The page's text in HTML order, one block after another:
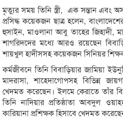
মৃত্যুর সময় তিনি স্ত্রী, এক সন্তান এবং
প্রসিদ্ধ কয়েকজন ছাত্র হলেন,
হুসাইন, মাওলানা আবু তাহের জিহাদী,
শাগরিদদের মধ্যে আরও রয়েছেন
শায়খুল হাদীসসহ কয়েকজন সিনিয়র
কর্মজীবনে তিনি বিবাড়িয়ার জামিয়া
মাদরাসা, শাহেদাগোপসহ বিভিন্ন
খেদমত করেছেন। ইলমে কেরাতে তাঁর
তিনি নাদিয়ার প্রতিষ্ঠাতা আবদুল
কারিয়ানা প্রশিক্ষক হিসাবে খেদমত